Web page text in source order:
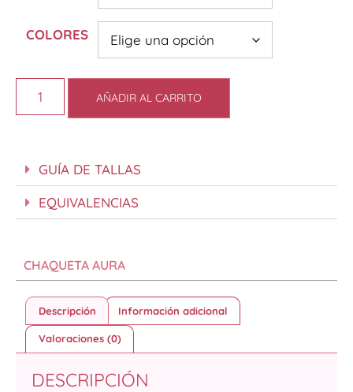
COLORES
AÑADIR AL CARRITO
GUÍA DE TALLAS
EQUIVALENCIAS
CHAQUETA AURA
Descripción Información adicional
Valoraciones (0)
DESCRIPCIÓN